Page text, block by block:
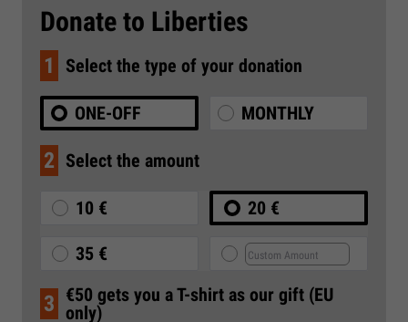
Donate to Liberties
1 Select the type of your donation
ONE-OFF MONTHLY
2 Select the amount
10 € 20 €
35 €
3 €50 gets you a T-shirt as our gift (EU
only)